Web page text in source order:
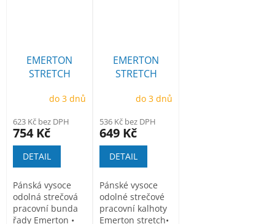
EMERTON
STRETCH
do 3 dnů
623 Kč bez DPH
754 Kč
DETAIL
Pánská vysoce
odolná strečová
pracovní bunda
řady Emerton •
EMERTON
STRETCH
do 3 dnů
536 Kč bez DPH
649 Kč
DETAIL
Pánské vysoce
odolné strečové
pracovní kalhoty
Emerton stretch•